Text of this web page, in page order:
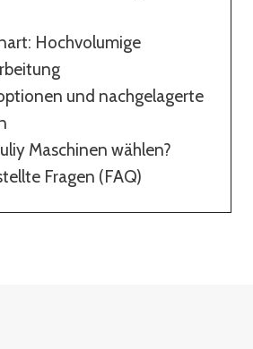
Hochvolumige
und nachgelagerte
Maschinen wählen?
Fragen (FAQ)